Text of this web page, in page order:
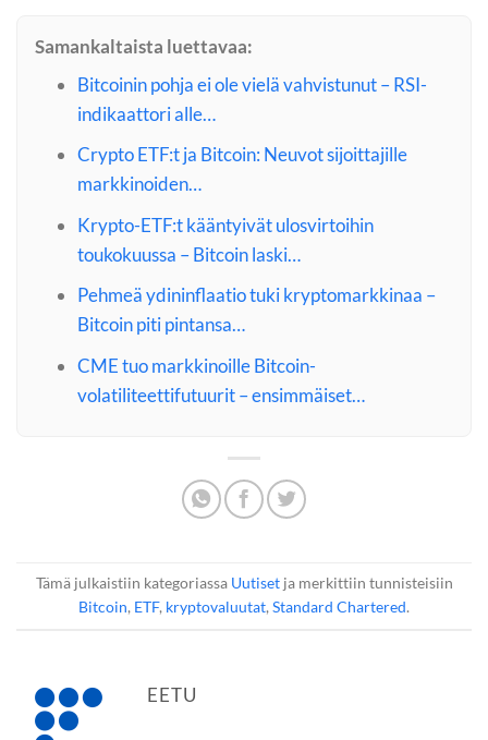
Samankaltaista luettavaa:
Bitcoinin pohja ei ole vielä vahvistunut – RSI-
indikaattori alle…
Crypto ETF:t ja Bitcoin: Neuvot sijoittajille
markkinoiden…
Krypto-ETF:t kääntyivät ulosvirtoihin
toukokuussa – Bitcoin laski…
Pehmeä ydininflaatio tuki kryptomarkkinaa –
Bitcoin piti pintansa…
CME tuo markkinoille Bitcoin-
volatiliteettifutuurit – ensimmäiset…
Tämä julkaistiin kategoriassa Uutisetja merkittiin tunnisteisiin
Bitcoin, ETF, kryptovaluutat, Standard Chartered.
EETU